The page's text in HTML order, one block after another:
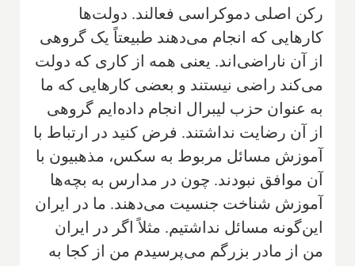
رکن اصلی دموکراسی فعالند. دولت‌ها
کارهایی که انجام می‌دهند طبیعتاً یک گروهی
از آن ناراضی‌اند. یعنی همه از کاری که دولت
می‌کند راضی نیستند و بعضی کارهایی که ما
به عنوان حزب لیبرال انجام داده‌ایم گروهی
از آن رضایت نداشتند. فرض کنید در ارتباط با
آموزش مسائل مربوط به سکس، مذهبیون با
آن موافق نبودند. چون در مدارس به بچه‌ها
آموزش شناخت جنسیت می‌دهند. ما در ایران
این‌گونه مسائل نداشتیم‌. مثلاً اگر در ایران
من از مادر بزرگم می‌پرسیدم من از کجا به